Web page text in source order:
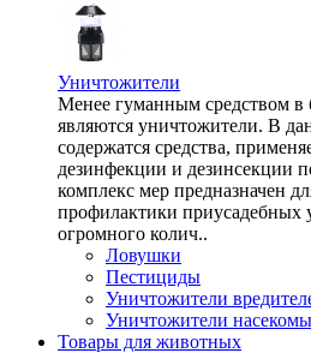
Уничтожители
Менее гуманным средством в
являются уничтожители. В
содержатся средства,
дезинфекции и дезинсекции
комплекс мер предназначен
профилактики приусадебных
огромного колич..
Ловушки
Пестициды
Уничтожители
Уничтожители
Товары для животных